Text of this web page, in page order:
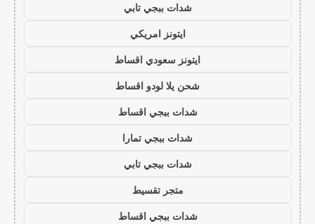
شدات ببجي تابي
ايتونز امريكي
ايتونز سعودي اقساط
شحن يلا لودو اقساط
شدات ببجي اقساط
شدات ببجي تمارا
شدات ببجي تابي
متجر تقسيط
شدات ببجي اقساط